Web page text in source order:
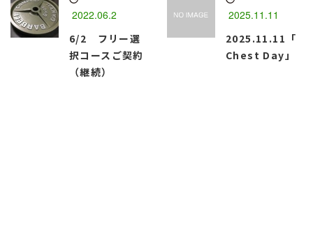
2022.06.2
6/2 フリー選
択コースご契約
（継続）
2025.11.11
2025.11.11「
Chest Day」